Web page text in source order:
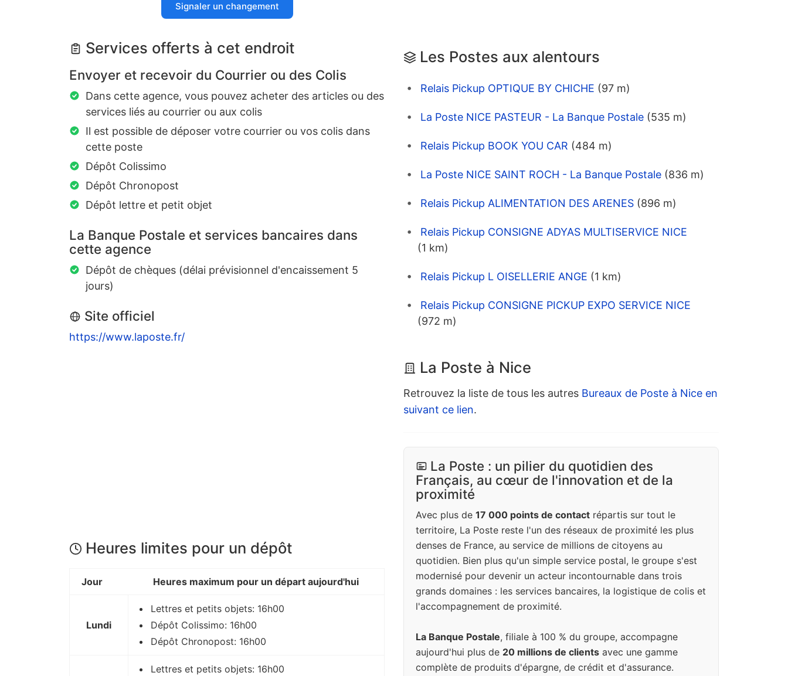
Signaler un changement
Services offerts à cet endroit
Envoyer et recevoir du Courrier ou des Colis
Dans cette agence, vous pouvez acheter des articles ou des
services liés au courrier ou aux colis
Il est possible de déposer votre courrier ou vos colis dans
cette poste
Dépôt Colissimo
Dépôt Chronopost
Dépôt lettre et petit objet
La Banque Postale et services bancaires dans
cette agence
Dépôt de chèques (délai prévisionnel d'encaissement 5
jours)
Site officiel
https://www.laposte.fr/
Heures limites pour un dépôt
Jour Heures maximum pour un départ aujourd'hui
Lundi
Lettres et petits objets: 16h00
Dépôt Colissimo: 16h00
Dépôt Chronopost: 16h00
Lettres et petits objets: 16h00
Les Postes aux alentours
Relais Pickup OPTIQUE BY CHICHE (97 m)
La Poste NICE PASTEUR - La Banque Postale (535 m)
Relais Pickup BOOK YOU CAR (484 m)
La Poste NICE SAINT ROCH - La Banque Postale (836 m)
Relais Pickup ALIMENTATION DES ARENES (896 m)
Relais Pickup CONSIGNE ADYAS MULTISERVICE NICE
(1 km)
Relais Pickup L OISELLERIE ANGE (1 km)
Relais Pickup CONSIGNE PICKUP EXPO SERVICE NICE
(972 m)
La Poste à Nice
Retrouvez la liste de tous les autres Bureaux de Poste à Nice en
suivant ce lien.
La Poste : un pilier du quotidien des
Français, au cœur de l'innovation et de la
proximité
Avec plus de 17 000 points de contact répartis sur tout le
territoire, La Poste reste l'un des réseaux de proximité les plus
denses de France, au service de millions de citoyens au
quotidien. Bien plus qu'un simple service postal, le groupe s'est
modernisé pour devenir un acteur incontournable dans trois
grands domaines : les services bancaires, la logistique de colis et
l'accompagnement de proximité.
La Banque Postale, filiale à 100 % du groupe, accompagne
aujourd'hui plus de 20 millions de clients avec une gamme
complète de produits d'épargne, de crédit et d'assurance.